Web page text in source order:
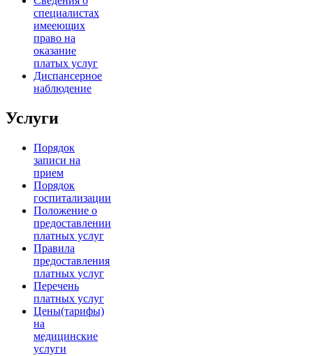
специалистах
имееющих
право на
оказание
платых услуг
Диспансерное
наблюдение
Услуги
Порядок
записи на
прием
Порядок
госпитализации
Положение о
предоставлении
платных услуг
Правила
предоставления
платных услуг
Перечень
платных услуг
Цены(тарифы)
на
медицинские
услуги